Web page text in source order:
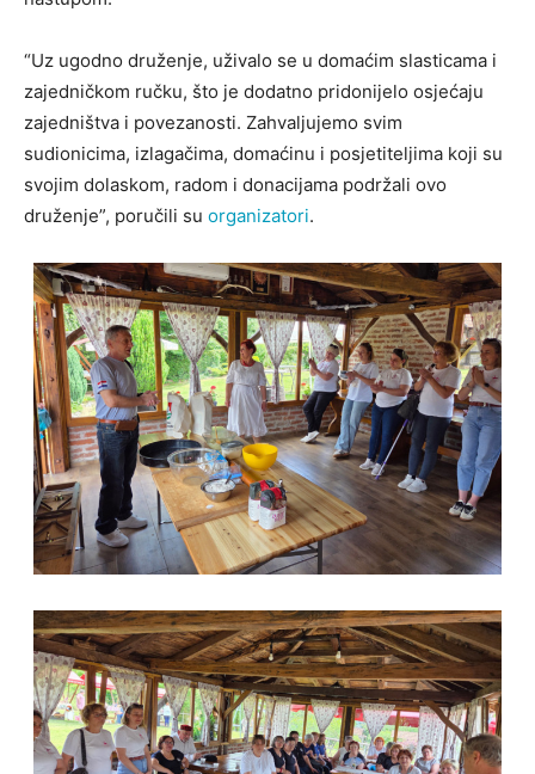
“Uz ugodno druženje, uživalo se u domaćim slasticama i
zajedničkom ručku, što je dodatno pridonijelo osjećaju
zajedništva i povezanosti. Zahvaljujemo svim
sudionicima, izlagačima, domaćinu i posjetiteljima koji su
svojim dolaskom, radom i donacijama podržali ovo
druženje”, poručili su organizatori.